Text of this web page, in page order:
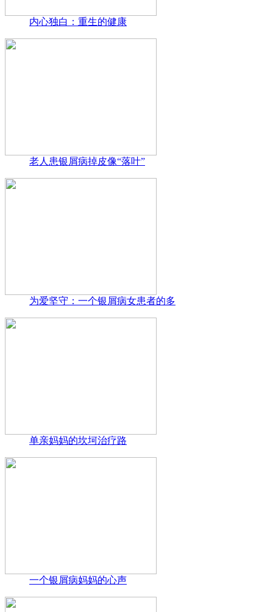
内心独白：重生的健康
老人患银屑病掉皮像“落叶”
为爱坚守：一个银屑病女患者的多
单亲妈妈的坎坷治疗路
一个银屑病妈妈的心声